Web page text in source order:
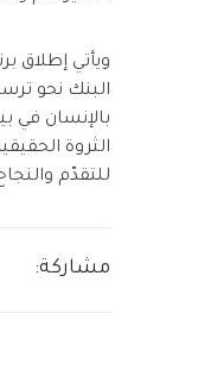
البنك نحو
بالإنسان في
الثروة
للتقدّم
مشاركة: